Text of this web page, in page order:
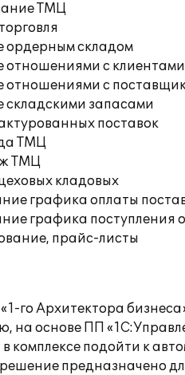
ТМЦ
ордерным складом
отношениями с клиентами
отношениями с
складскими запасами
поставок
ТМЦ
ТМЦ
кладовых
графика оплаты
графика поступления
прайс-листы
го Архитектора
на основе ПП
комплексе подойти к
предназначено